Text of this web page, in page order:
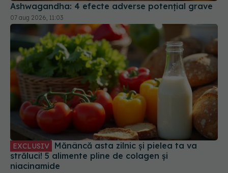
Ashwagandha: 4 efecte adverse potențial grave
07 aug 2026, 11:03
EXCLUSIV
străluci! 5 alimente pline de colagen și
niacinamide